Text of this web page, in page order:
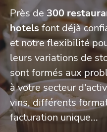
Près de 300
hotelsfont déjà
et notre flexibilité
leurs variations de
sont formés aux
à votre secteur
vins, différents
facturation unique...